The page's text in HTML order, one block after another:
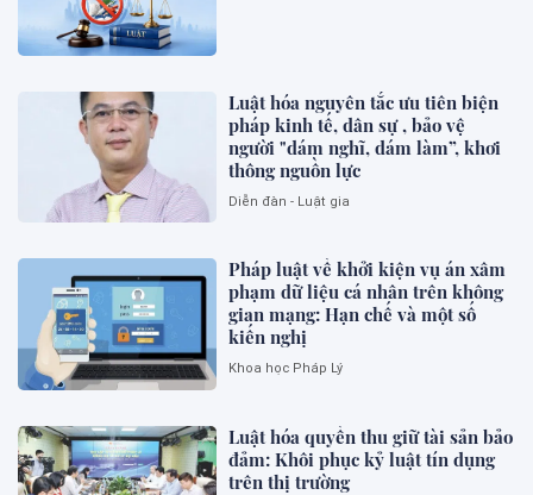
Luật hóa nguyên tắc ưu tiên biện
pháp kinh tế, dân sự , bảo vệ
người "dám nghĩ, dám làm”, khơi
thông nguồn lực
Diễn đàn - Luật gia
Pháp luật về khởi kiện vụ án xâm
phạm dữ liệu cá nhân trên không
gian mạng: Hạn chế và một số
kiến nghị
Khoa học Pháp Lý
Luật hóa quyền thu giữ tài sản bảo
đảm: Khôi phục kỷ luật tín dụng
trên thị trường